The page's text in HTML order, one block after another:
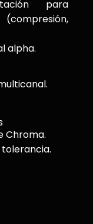
para
alpha.
Chroma.